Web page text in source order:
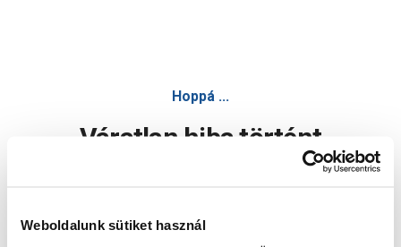
Weboldalunk sütiket használ
Hoppá ...
Váratlan hiba történt